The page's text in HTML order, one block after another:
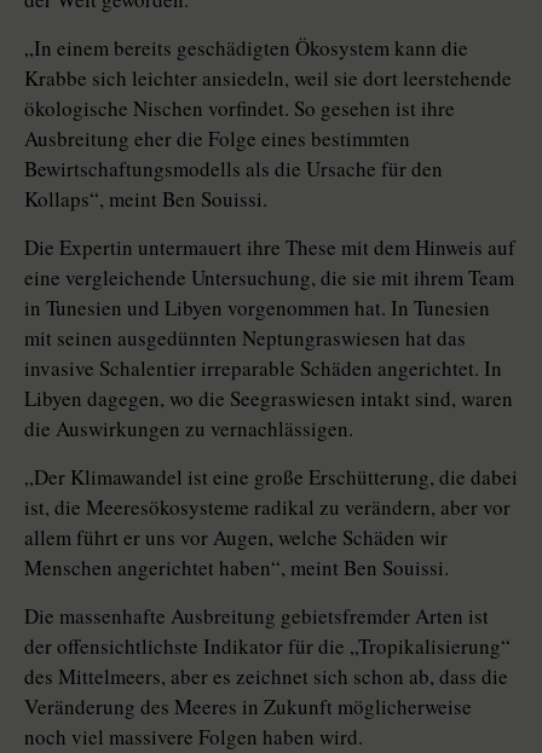
„In einem bereits geschädigten Ökosystem kann die
Krabbe sich leichter ansiedeln, weil sie dort leerstehende
ökologische Nischen vorfindet. So gesehen ist ihre
Ausbreitung eher die Folge eines bestimmten
Bewirtschaftungsmodells als die Ursache für den
Kollaps“, meint Ben Souissi.
Die Expertin untermauert ihre These mit dem Hinweis auf
eine vergleichende Untersuchung, die sie mit ihrem Team
in Tunesien und Libyen vorgenommen hat. In Tunesien
mit seinen ausgedünnten Neptungraswiesen hat das
invasive Schalentier irreparable Schäden angerichtet. In
Libyen dagegen, wo die Seegraswiesen intakt sind, waren
die Auswirkungen zu vernachlässigen.
„Der Klimawandel ist eine große Erschütterung, die dabei
ist, die Meeresökosysteme radikal zu verändern, aber vor
allem führt er uns vor Augen, welche Schäden wir
Menschen angerichtet haben“, meint Ben Souissi.
Die massenhafte Ausbreitung gebietsfremder Arten ist
der offensichtlichste Indikator für die „Tropikalisierung“
des Mittelmeers, aber es zeichnet sich schon ab, dass die
Veränderung des Meeres in Zukunft möglicherweise
noch viel massivere Folgen haben wird.